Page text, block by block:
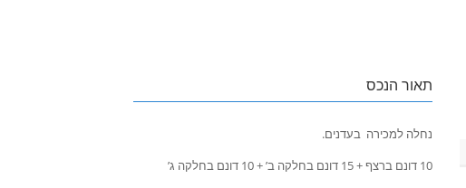
תאור הנכס
נחלה למכירה בעדנים.
10 דונם ברצף + 15 דונם בחלקה ב’ + 10 דונם בחלקה ג’